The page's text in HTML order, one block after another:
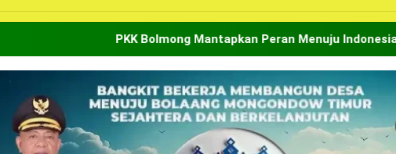
PKK Bolmong Mantapkan Peran Menuju Indonesia Emas 2045